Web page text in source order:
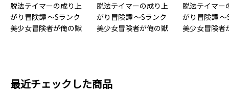
脱法テイマーの成り上
がり冒険譚 ～Sランク
美少女冒険者が俺の獣
脱法テイマーの成り上
がり冒険譚 ～Sランク
美少女冒険者が俺の獣
脱法テイマー
がり冒険譚 ～
美少女冒険者
最近チェックした商品